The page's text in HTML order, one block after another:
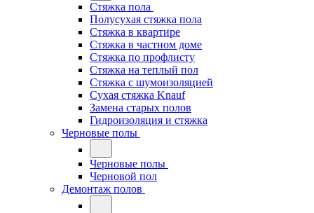
Стяжка пола
Полусухая стяжка пола
Стяжка в квартире
Стяжка в частном доме
Стяжка по профлисту
Стяжка на теплый пол
Стяжка с шумоизоляцией
Сухая стяжка Knauf
Замена старых полов
Гидроизоляция и стяжка
Черновые полы
Черновые полы
Черновой пол
Демонтаж полов